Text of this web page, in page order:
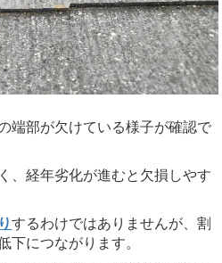
端部が欠けている様子が確認で
、経年劣化が進むと欠損しやす
するわけではありませんが、割
下につながります。